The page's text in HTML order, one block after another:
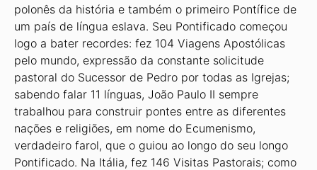
polonês da história e também o primeiro Pontífice de
um país de língua eslava. Seu Pontificado começou
logo a bater recordes: fez 104 Viagens Apostólicas
pelo mundo, expressão da constante solicitude
pastoral do Sucessor de Pedro por todas as Igrejas;
sabendo falar 11 línguas, João Paulo II sempre
trabalhou para construir pontes entre as diferentes
nações e religiões, em nome do Ecumenismo,
verdadeiro farol, que o guiou ao longo do seu longo
Pontificado. Na Itália, fez 146 Visitas Pastorais; como